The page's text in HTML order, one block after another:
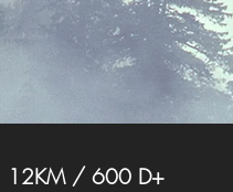
12KM / 600 D+